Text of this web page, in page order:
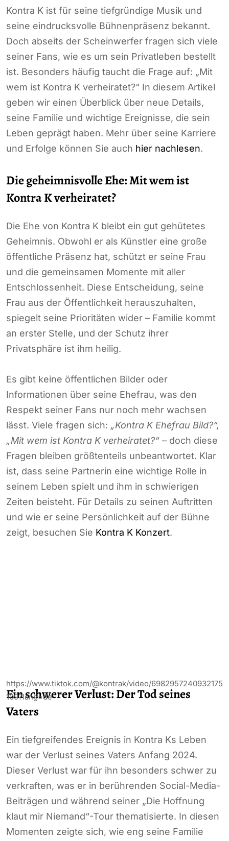
Kontra K ist für seine tiefgründige Musik und
seine eindrucksvolle Bühnenpräsenz bekannt.
Doch abseits der Scheinwerfer fragen sich viele
seiner Fans, wie es um sein Privatleben bestellt
ist. Besonders häufig taucht die Frage auf: „Mit
wem ist Kontra K verheiratet?“ In diesem Artikel
geben wir einen Überblick über neue Details,
seine Familie und wichtige Ereignisse, die sein
Leben geprägt haben. Mehr über seine Karriere
und Erfolge können Sie auch hier nachlesen.
Die geheimnisvolle Ehe: Mit wem ist
Kontra K verheiratet?
Die Ehe von Kontra K bleibt ein gut gehütetes
Geheimnis. Obwohl er als Künstler eine große
öffentliche Präsenz hat, schützt er seine Frau
und die gemeinsamen Momente mit aller
Entschlossenheit. Diese Entscheidung, seine
Frau aus der Öffentlichkeit herauszuhalten,
spiegelt seine Prioritäten wider – Familie kommt
an erster Stelle, und der Schutz ihrer
Privatsphäre ist ihm heilig.
Es gibt keine öffentlichen Bilder oder
Informationen über seine Ehefrau, was den
Respekt seiner Fans nur noch mehr wachsen
lässt. Viele fragen sich: „Kontra K Ehefrau Bild?“,
„Mit wem ist Kontra K verheiratet?“ – doch diese
Fragen bleiben größtenteils unbeantwortet. Klar
ist, dass seine Partnerin eine wichtige Rolle in
seinem Leben spielt und ihm in schwierigen
Zeiten beisteht. Für Details zu seinen Auftritten
und wie er seine Persönlichkeit auf der Bühne
zeigt, besuchen Sie Kontra K Konzert.
https://www.tiktok.com/@kontrak/video/6982957240932175
109?lang=de
Ein schwerer Verlust: Der Tod seines
Vaters
Ein tiefgreifendes Ereignis in Kontra Ks Leben
war der Verlust seines Vaters Anfang 2024.
Dieser Verlust war für ihn besonders schwer zu
verkraften, was er in berührenden Social-Media-
Beiträgen und während seiner „Die Hoffnung
klaut mir Niemand“-Tour thematisierte. In diesen
Momenten zeigte sich, wie eng seine Familie